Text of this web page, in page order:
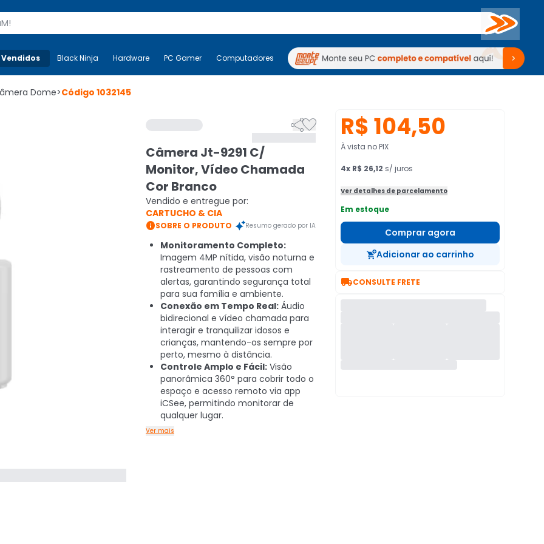
Buscar
Mais-v- Black Ninja Hardware PC Gamer Computadores Periféricos TV Venda no KaBuM!
Black Ninja Hardware PC Gamer Computadores Periféricos TV Venda no KaBuM!
Dome>Código 1032145

Câmera Jt-9291 C/
Monitor, Vídeo Chamada
Cor Branco
Vendido e entregue por:
CARTUCHO & CIA
SOBRE O PRODUTO Resumo gerado por IA
Monitoramento Completo:
Imagem 4MP nítida, visão noturna e
rastreamento de pessoas com
alertas, garantindo segurança total
para sua família e ambiente.
Conexão em Tempo Real: Áudio
bidirecional e vídeo chamada para
interagir e tranquilizar idosos e
crianças, mantendo-os sempre por
perto, mesmo à distância.
Controle Amplo e Fácil: Visão
panorâmica 360° para cobrir todo o
espaço e acesso remoto via app
iCSee, permitindo monitorar de
qualquer lugar.
Ver mais
R$ 104,50
À vista no PIX
4x R$ 26,12 s/ juros
Ver detalhes de parcelamento
Em estoque
Comprar agora
Adicionar ao carrinho
CONSULTE FRETE